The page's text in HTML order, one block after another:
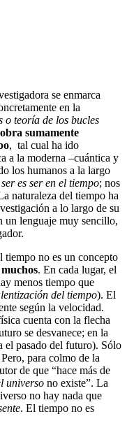
se enmarca
en la
o teoría de los bucles
sumamente
, tal cual ha ido
a la moderna –cuántica y
los humanos a la largo
es ser en el tiempo; nos
naturaleza del tiempo ha
a lo largo de su
un lenguaje muy sencillo,
tiempo no es un concepto
. En cada lugar, el
menos tiempo que
del tiempo). El
según la velocidad.
cuenta con la flecha
se desvanece; en la
el pasado del futuro). Sólo
para colmo de la
de que “hace más de
universo no existe”. La
no hay nada que
. El tiempo no es